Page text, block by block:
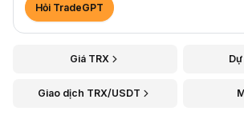
Hỏi TradeGPT
Giá TRX
Giao dịch TRX/USDT